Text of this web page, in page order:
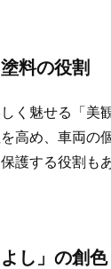
料の役割
く魅せる「美
高め、車両の
護する役割も
し」の創色